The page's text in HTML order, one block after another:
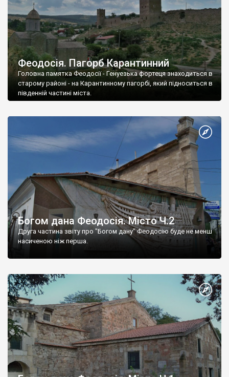
Феодосія. Пагорб Карантинний
Головна памятка Феодосії - Генуезька фортеця знаходиться в
старому районі - на Карантинному пагорбі, який підноситься в
південній частині міста.
Богом дана Феодосія. Місто Ч.2
Друга частина звіту про "Богом дану" Феодосію буде не менш
насиченою ніж перша.